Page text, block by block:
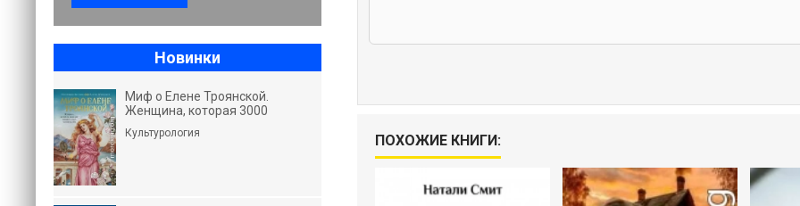
ПОХОЖИЕ КНИГИ:
Новинки
Миф о Елене Троянской.
Женщина, которая 3000
Культурология